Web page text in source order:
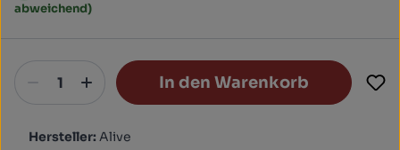
abweichend)
In den Warenkorb
Hersteller: Alive